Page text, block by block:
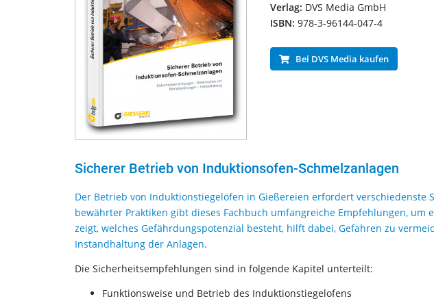
Verlag: DVS Media GmbH
ISBN: 978-3-96144-047-4
Bei DVS Media kaufen
Sicherer Betrieb von Induktionsofen-Schmelzanlagen
Der Betrieb von Induktionstiegelöfen in Gießereien erfordert verschiedenste
bewährter Praktiken gibt dieses Fachbuch umfangreiche Empfehlungen, um
zeigt, welches Gefährdungspotenzial besteht, hilft dabei, Gefahren zu
Instandhaltung der Anlagen.
Die Sicherheitsempfehlungen sind in folgende Kapitel unterteilt:
Funktionsweise und Betrieb des Induktionstiegelofens